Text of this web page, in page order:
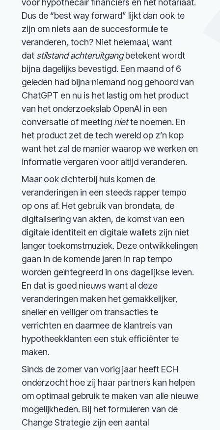
voor hypothecair financiers en het notariaat.
Dus de “best way forward” lijkt dan ook te
zijn om niets aan de succesformule te
veranderen, toch? Niet helemaal, want
dat stilstand achteruitgangbetekent wordt
bijna dagelijks bevestigd. Een maand of 6
geleden had bijna niemand nog gehoord van
ChatGPT en nu is het lastig om het product
van het onderzoekslab OpenAI in een
conversatie of meeting niette noemen. En
het product zet de tech wereld op z’n kop
want het zal de manier waarop we werken en
informatie vergaren voor altijd veranderen.
Maar ook dichterbij huis komen de
veranderingen in een steeds rapper tempo
op ons af. Het gebruik van brondata, de
digitalisering van akten, de komst van een
digitale identiteit en digitale wallets zijn niet
langer toekomstmuziek. Deze ontwikkelingen
gaan in de komende jaren in rap tempo
worden geïntegreerd in ons dagelijkse leven.
En dat is goed nieuws want al deze
veranderingen maken het gemakkelijker,
sneller en veiliger om transacties te
verrichten en daarmee de klantreis van
hypotheekklanten een stuk efficiënter te
maken.
Sinds de zomer van vorig jaar heeft ECH
onderzocht hoe zij haar partners kan helpen
om optimaal gebruik te maken van alle nieuwe
mogelijkheden. Bij het formuleren van de
Change Strategie zijn een aantal